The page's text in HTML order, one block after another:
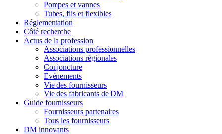
Pompes et vannes
Tubes, fils et flexibles
Réglementation
Côté recherche
Actus de la profession
Associations professionnelles
Associations régionales
Conjoncture
Evénements
Vie des fournisseurs
Vie des fabricants de DM
Guide fournisseurs
Fournisseurs partenaires
Tous les fournisseurs
DM innovants